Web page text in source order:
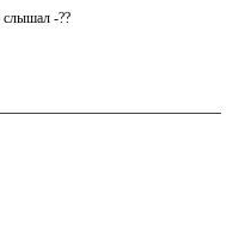
слышал -??